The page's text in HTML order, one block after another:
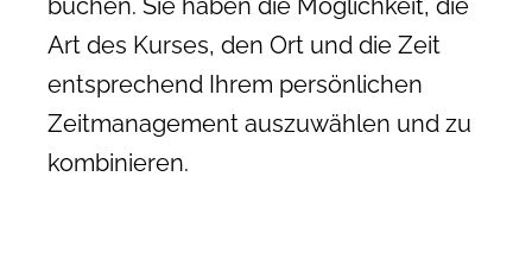
buchen. Sie haben die Möglichkeit, die
Art des Kurses, den Ort und die Zeit
entsprechend Ihrem persönlichen
Zeitmanagement auszuwählen und zu
kombinieren.